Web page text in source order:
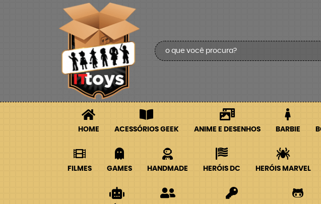
HOME ACESSÓRIOS GEEK ANIME E DESENHOS BARBIE
FILMES GAMES HANDMADE HERÓIS DC HERÓIS MARVEL